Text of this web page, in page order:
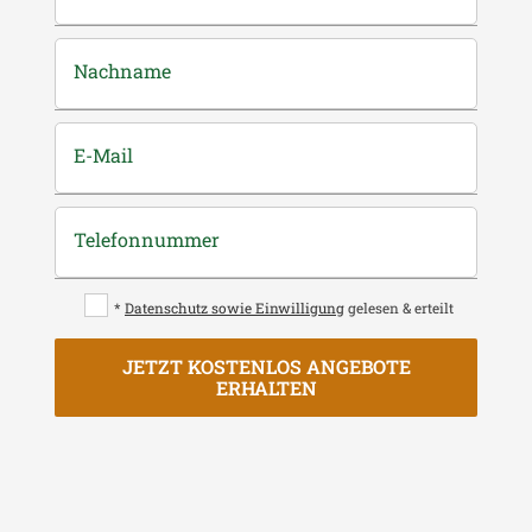
Nachname
E-Mail
Telefonnummer
* Datenschutz sowie Einwilligung gelesen & erteilt
JETZT KOSTENLOS ANGEBOTE
ERHALTEN